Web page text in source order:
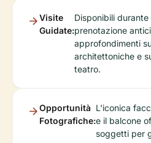
Visite
Guidate:
Disponibili
prenotazione
approfondimenti
architettoniche e
teatro.
Opportunità
Fotografiche:
L'iconica
e il balcone
soggetti per